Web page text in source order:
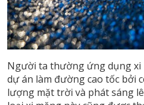
Người ta thường ứng dụng xi
dự án làm đường cao tốc bởi
lượng mặt trời và phát sáng